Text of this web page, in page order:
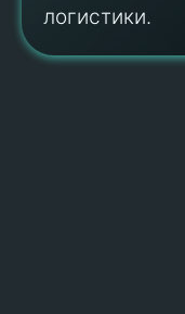
логистики.